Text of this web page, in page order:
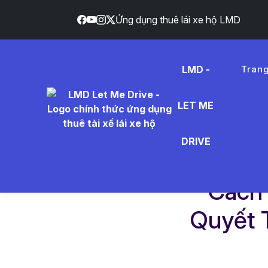
Ứng dụng thuê lái xe hộ LMD
LMD -
LET ME
DRIVE
Cách Giải Bia
Quyết